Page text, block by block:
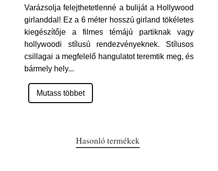
Varázsolja felejthetetlenné a buliját a Hollywood
girlanddal! Ez a 6 méter hosszú girland tökéletes
kiegészítője a filmes témájú partiknak vagy
hollywoodi stílusú rendezvényeknek. Stílusos
csillagai a megfelelő hangulatot teremtik meg, és
bármely hely...
Mutass többet
Hasonló termékek